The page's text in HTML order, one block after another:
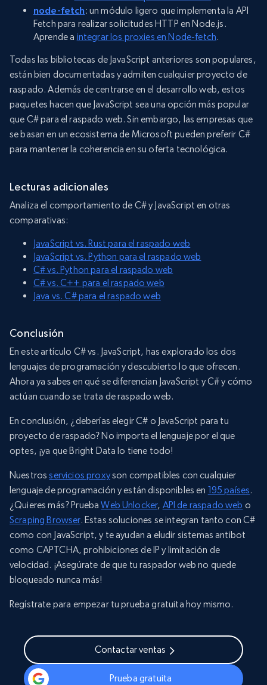
node-fetch: un módulo ligero que implementa la API
Fetch para realizar solicitudes HTTP en Node.js.
Aprende a integrar los proxies en Node-fetch.
Todas las bibliotecas de JavaScript anteriores son populares,
están bien documentadas y admiten cualquier proyecto de
raspado. Además de centrarse en el desarrollo web, estos
paquetes hacen que JavaScript sea una opción más popular
que C# para el raspado web. Sin embargo, las empresas que
se basan en un ecosistema de Microsoft pueden preferir C#
para mantener la coherencia en su oferta tecnológica.
Lecturas adicionales
Analiza el comportamiento de C# y JavaScript en otras
comparativas:
JavaScript vs. Rust para el raspado web
JavaScript vs. Python para el raspado web
C# vs. Python para el raspado web
C# vs. C++ para el raspado web
Java vs. C# para el raspado web
Conclusión
En este artículo C# vs. JavaScript, has explorado los dos
lenguajes de programación y descubierto lo que ofrecen.
Ahora ya sabes en qué se diferencian JavaScript y C# y cómo
actúan cuando se trata de raspado web.
En conclusión, ¿deberías elegir C# o JavaScript para tu
proyecto de raspado? No importa el lenguaje por el que
optes, ¡ya que Bright Data lo tiene todo!
Nuestrosservicios proxyson compatibles con cualquier
lenguaje de programación y están disponibles en 195 países.
¿Quieres más? PruebaWeb Unlocker, API de raspado web o
Scraping Browser. Estas soluciones se integran tanto con C#
como con JavaScript, y te ayudan a eludir sistemas antibot
como CAPTCHA, prohibiciones de IP y limitación de
velocidad. ¡Asegúrate de que tu raspador web no quede
bloqueado nunca más!
Regístrate para empezar tu prueba gratuita hoy mismo.
Contactar ventas
Prueba gratuita